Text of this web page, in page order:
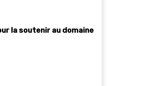
la soutenir au domaine